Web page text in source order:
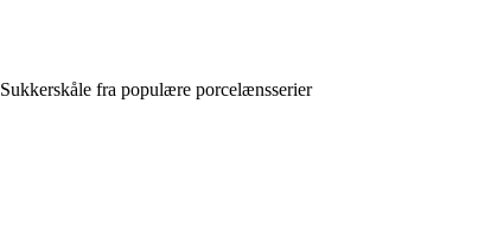
Sukkerskåle fra populære porcelænsserier